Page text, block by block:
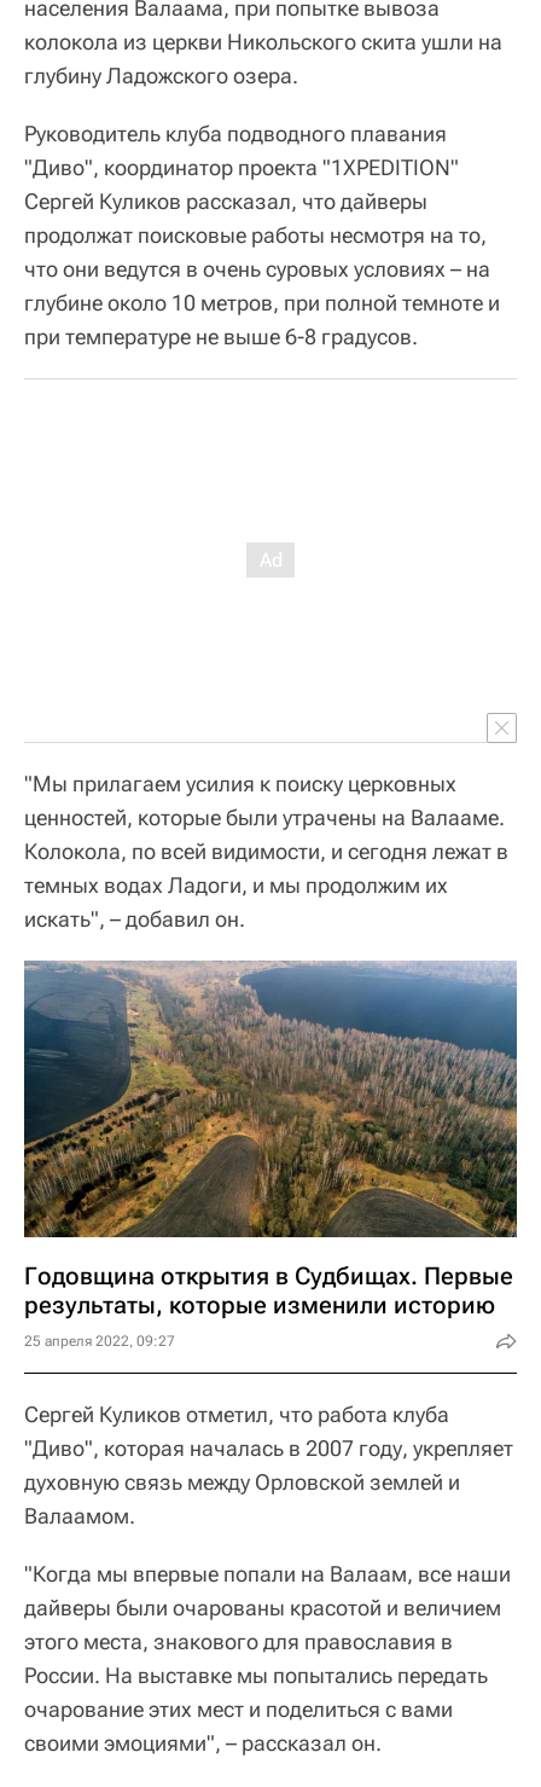
населения Валаама, при попытке вывоза
колокола из церкви Никольского скита ушли на
глубину Ладожского озера.
Руководитель клуба подводного плавания
"Диво", координатор проекта "1XPEDITION"
Сергей Куликов рассказал, что дайверы
продолжат поисковые работы несмотря на то,
что они ведутся в очень суровых условиях – на
глубине около 10 метров, при полной темноте и
при температуре не выше 6-8 градусов.
"Мы прилагаем усилия к поиску церковных
ценностей, которые были утрачены на Валааме.
Колокола, по всей видимости, и сегодня лежат в
темных водах Ладоги, и мы продолжим их
искать", – добавил он.
Годовщина открытия в Судбищах. Первые
результаты, которые изменили историю
25 апреля 2022, 09:27
Сергей Куликов отметил, что работа клуба
"Диво", которая началась в 2007 году, укрепляет
духовную связь между Орловской землей и
Валаамом.
"Когда мы впервые попали на Валаам, все наши
дайверы были очарованы красотой и величием
этого места, знакового для православия в
России. На выставке мы попытались передать
очарование этих мест и поделиться с вами
своими эмоциями", – рассказал он.